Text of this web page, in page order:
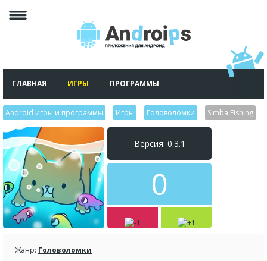
ГЛАВНАЯ ИГРЫ ПРОГРАММЫ
Android игры и программы Игры Головоломки Simba Fishing
Версия: 0.3.1
0
Жанр: Головоломки